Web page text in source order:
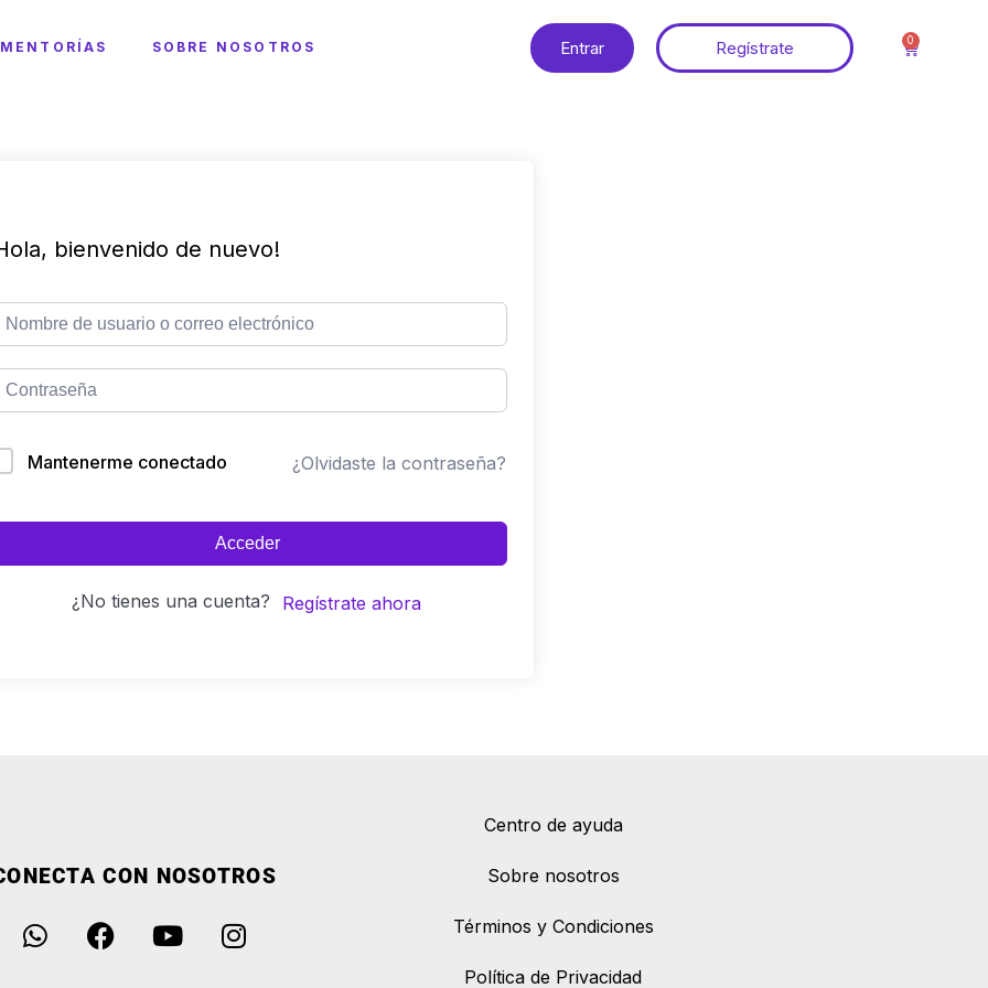
MENTORÍAS SOBRE NOSOTROS Entrar Regístrate 0
bienvenido de nuevo!
Mantenerme conectado ¿Olvidaste la contraseña?
Acceder
¿No tienes una cuenta? Regístrate ahora
CON NOSOTROS
Centro de ayuda
Sobre nosotros
Términos y Condiciones
Política de Privacidad